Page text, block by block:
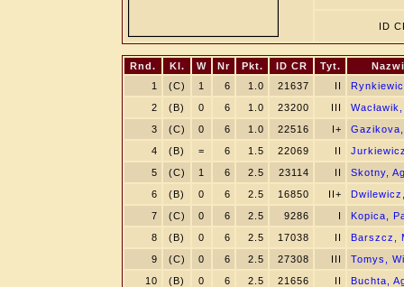
ID
Rnd. Kl. W Nr Pkt. ID CR Tyt.
1
(C) 1 6 1.0 21637 II
2
(B) 0 6 1.0 23200 III
3
(C) 0 6 1.0 22516 I+
4
(B) = 6 1.5 22069 II
5
(C) 1 6 2.5 23114 II
Skotny,
6
(B) 0 6 2.5 16850 II+
7
(C) 0 6 2.5 9286 I
Kopica,
8
(B) 0 6 2.5 17038 II
Barszcz,
9
(C) 0 6 2.5 27308 III
Tomys,
10
(B) 0 6 2.5 21656 II
Buchta,